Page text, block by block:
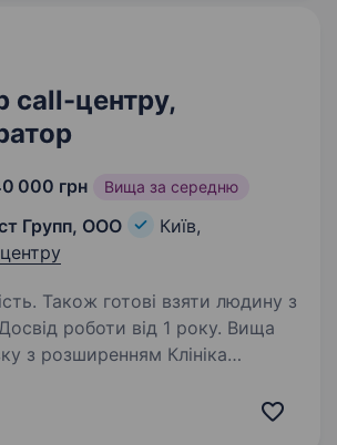
call-центру,
000 грн Вища за середню
Групп, ООО
Київ,
Також готові взяти людину з
Досвід роботи від 1 року. Вища
call-центру,